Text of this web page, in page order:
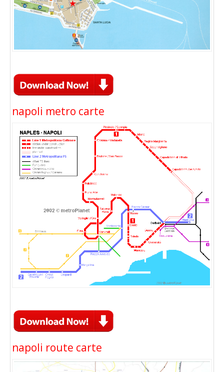
napoli metro carte
napoli route carte